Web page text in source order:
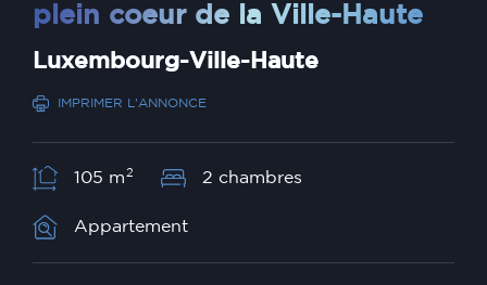
plein coeur de la Ville-Haute
Luxembourg-Ville-Haute
IMPRIMER L'ANNONCE
105 m 2 2 chambres
Appartement